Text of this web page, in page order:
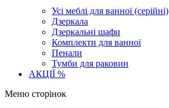
Усі меблі для ванної (серійні)
Дзеркала
Дзеркальні шафи
Комплекти для ванної
Пенали
Тумби для раковин
АКЦІЇ %
Меню сторінок